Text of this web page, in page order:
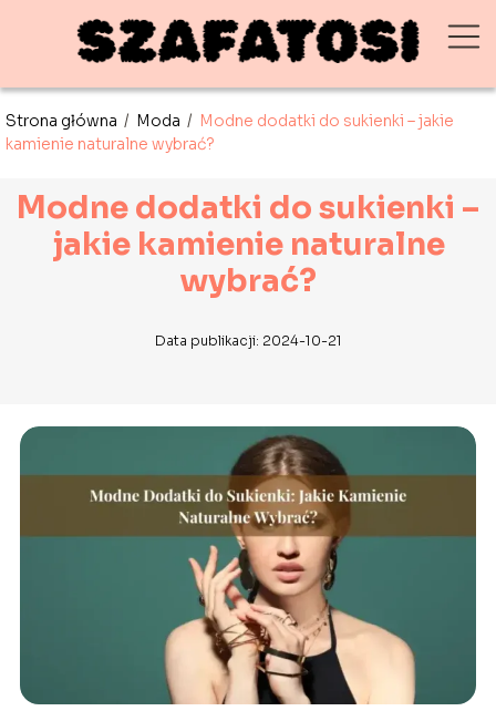
Strona główna / Moda / Modne dodatki do sukienki – jakie
kamienie naturalne wybrać?
Modne dodatki do sukienki –
jakie kamienie naturalne
wybrać?
Data publikacji: 2024-10-21